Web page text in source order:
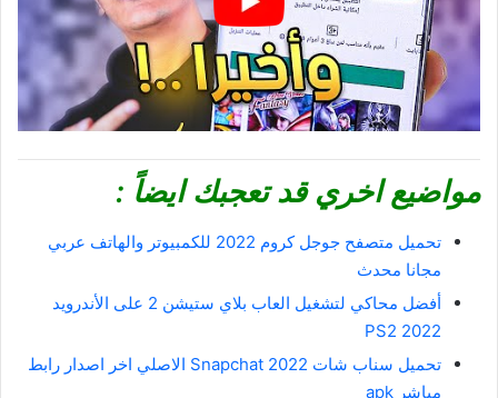
مواضيع اخري قد تعجبك ايضاً :
تحميل متصفح جوجل كروم 2022 للكمبيوتر والهاتف عربي
مجانا محدث
أفضل محاكي لتشغيل العاب بلاي ستيشن 2 على الأندرويد
PS2 2022
تحميل سناب شات 2022 Snapchat الاصلي اخر اصدار رابط
مباشر apk